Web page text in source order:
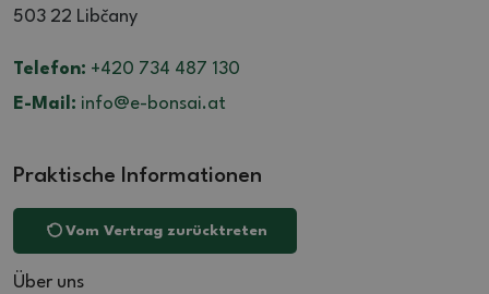
503 22 Libčany
Telefon: +420 734 487 130
E-Mail: info@e-bonsai.at
Praktische Informationen
Vom Vertrag zurücktreten
Über uns